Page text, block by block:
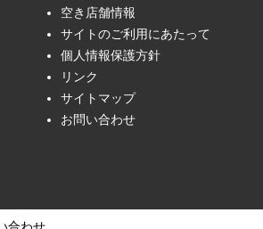
空き店舗情報
サイトのご利用にあたって
個人情報保護方針
リンク
サイトマップ
お問い合わせ